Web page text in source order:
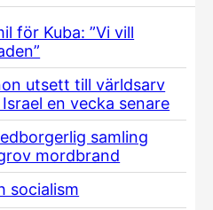
för Kuba: ”Vi vill
utsett till världsarv
en vecka senare
samling
mordbrand
socialism